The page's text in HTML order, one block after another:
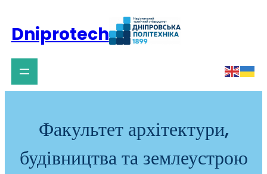
вмісту
Dniprotech
Факультет архітектури,
будівництва та землеустрою